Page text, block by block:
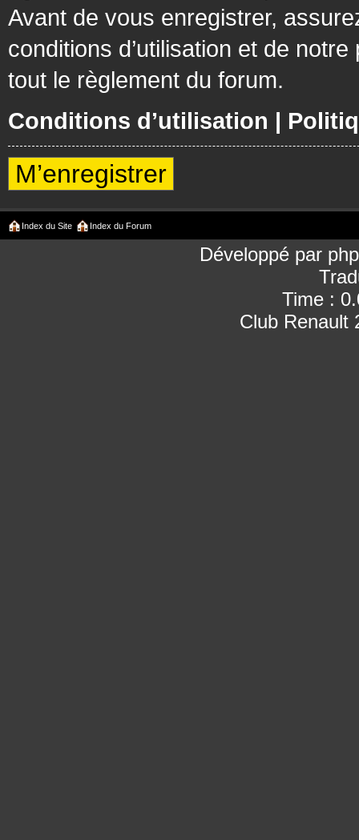
Avant de vous enregistrer,
conditions d’utilisation et de
tout le règlement du forum.
Conditions d’utilisation |
M’enregistrer
Index du Site Index du Forum
Développé par
Time :
Club Renault